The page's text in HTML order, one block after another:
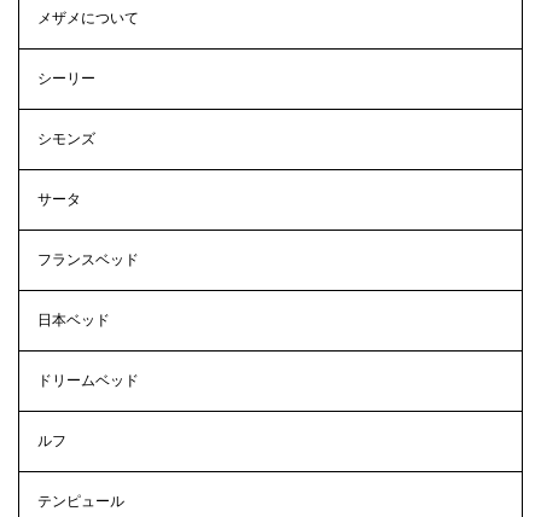
メザメについて
シーリー
シモンズ
サータ
フランスベッド
日本ベッド
ドリームベッド
ルフ
テンピュール